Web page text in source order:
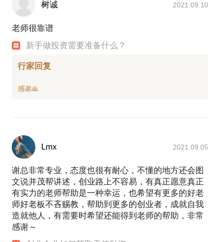
树诚 2021.09.10
老师很靠谱
新手做投资需要准备什么？
行家回复
Lmx 2021.09.05
谢总非常专业，态度也很有耐心，不懂的地方还会图
文说并茂帮讲述，创业路上不容易，有真正愿意真正
有实力的老师帮助是一种幸运，也希望有更多的好老
师好老板不吝赐教，帮助到更多的创业者，成就自我
造就他人，有需要时希望还能得到老师的帮助，非常
感谢～